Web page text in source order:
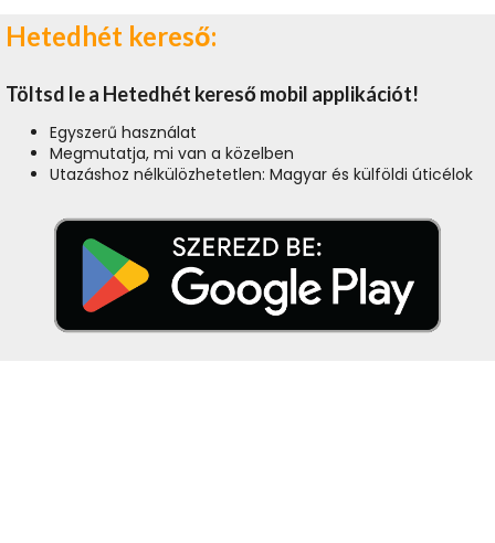
Hetedhét kereső:
Töltsd le a Hetedhét kereső mobil applikációt!
Egyszerű használat
Megmutatja, mi van a közelben
Utazáshoz nélkülözhetetlen: Magyar és külföldi úticélok